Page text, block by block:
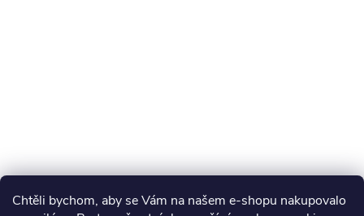
Chtěli bychom, aby se Vám na našem e-shopu nakupovalo